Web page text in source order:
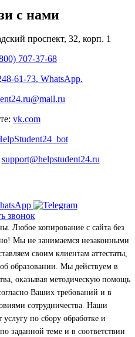
с нами
проспект, 32, корп. 1
707-37-68
61-73. WhatsApp.
vk.com
support@helpstudent24.ru
звонок
Любое копирование с сайта без
Мы не занимаемся незаконными
своим клиентам аттестаты,
образовании. Мы действуем в
оказывая методическую помощь
Ваших требований и в
сотрудничества. Наши
по сбору обработке и
заданной теме и в соответствии